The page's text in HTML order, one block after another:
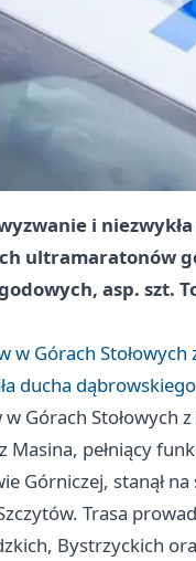
i
ultramaratonów
asp. szt.
w Górach
ducha
w Górach Stołowych
Masina, pełniący
Górniczej, stanął
Trasa
Bystrzyckich